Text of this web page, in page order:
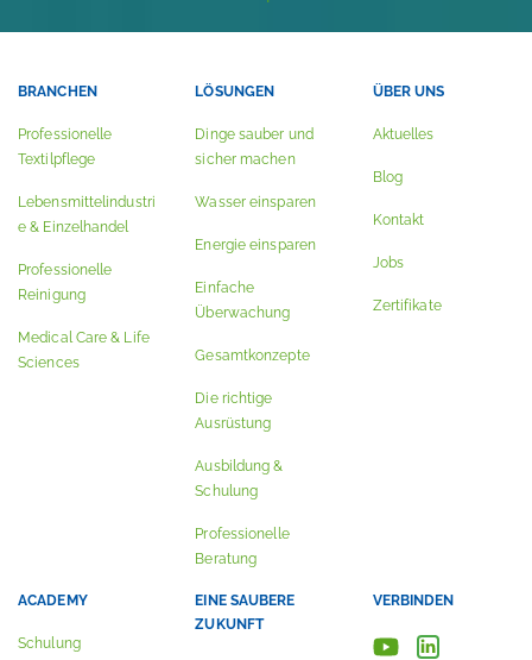
BRANCHEN
Professionelle
Textilpflege
Lebensmittelindustri
e & Einzelhandel
Professionelle
Reinigung
Medical Care & Life
Sciences
LÖSUNGEN
Dinge sauber und
sicher machen
Wasser einsparen
Energie einsparen
Einfache
Überwachung
Gesamtkonzepte
Die richtige
Ausrüstung
Ausbildung &
Schulung
Professionelle
Beratung
ÜBER UNS
Aktuelles
Blog
Kontakt
Jobs
Zertifikate
ACADEMY
Schulung
EINE SAUBERE
ZUKUNFT
VERBINDEN